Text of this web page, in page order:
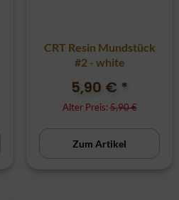
CRT Resin Mundstück
#2 - white
5,90 € *
Alter Preis:5,90 €
Zum Artikel